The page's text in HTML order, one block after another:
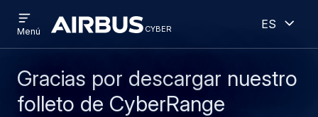
al
contenido
to
search
cyber cyber
menu
Menú
Español
Gracias por descargar nuestro
folleto de CyberRange